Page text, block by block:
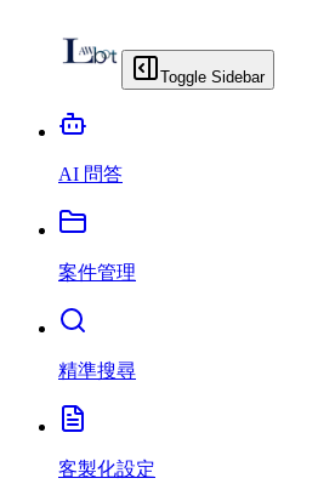
Toggle Sidebar
AI 問答
案件管理
精準搜尋
客製化設定